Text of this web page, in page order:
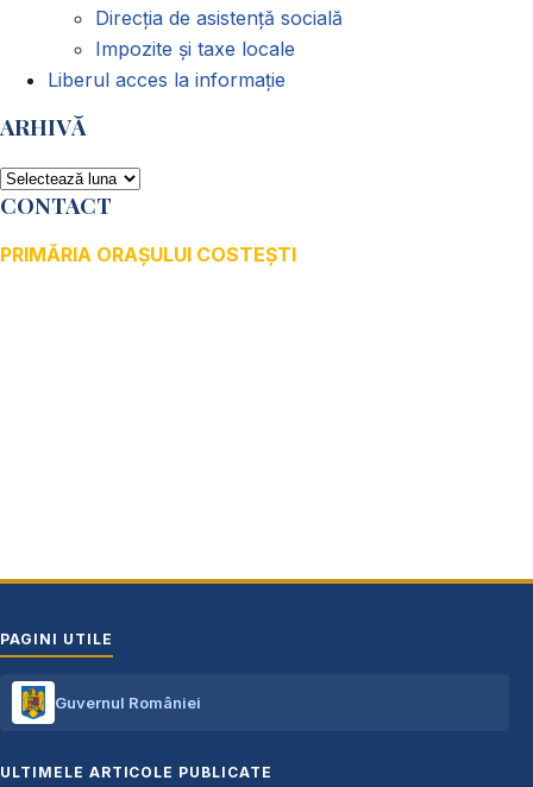
Direcția de asistență socială
Impozite și taxe locale
Liberul acces la informație
ARHIVĂ
ARHIVĂ
CONTACT
PRIMĂRIA ORAȘULUI COSTEȘTI
PAGINI UTILE
Guvernul României
ULTIMELE ARTICOLE PUBLICATE